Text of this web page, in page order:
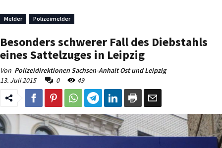
Melder Polizeimelder
Besonders schwerer Fall des Diebstahls
eines Sattelzuges in Leipzig
Von Polizeidirektionen Sachsen-Anhalt Ost und Leipzig
13. Juli 2015
0 49